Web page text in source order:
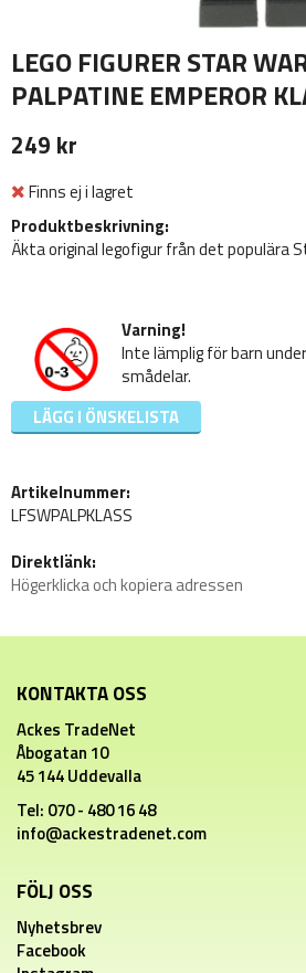
LEGO FIGURER STAR
PALPATINE EMPEROR
249 kr
Finns ej i lagret
Produktbeskrivning:
Äkta original legofigur från det populära
Varning!
Inte lämplig för barn
smådelar.
LÄGG I ÖNSKELISTA
Artikelnummer:
LFSWPALPKLASS
Direktlänk:
Högerklicka och kopiera adressen
KONTAKTA OSS
Ackes TradeNet
Åbogatan 10
45 144 Uddevalla
Tel: 070 - 480 16 48
info@ackestradenet.com
FÖLJ OSS
Nyhetsbrev
Facebook